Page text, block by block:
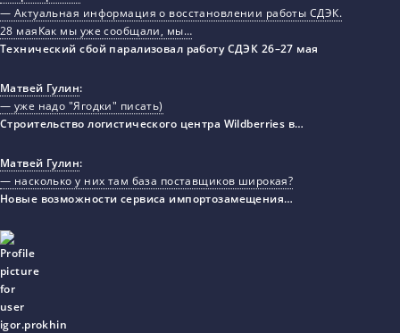
— Актуальная информация о восстановлении работы СДЭК.
28 маяКак мы уже сообщали, мы…
Технический сбой парализовал работу СДЭК 26–27 мая
Матвей Гулин:
— уже надо "Ягодки" писать)
Строительство логистического центра Wildberries в…
Матвей Гулин:
— насколько у них там база поставщиков широкая?
Новые возможности сервиса импортозамещения…